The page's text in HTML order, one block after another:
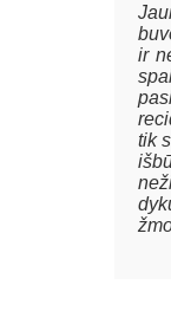
ir
tik